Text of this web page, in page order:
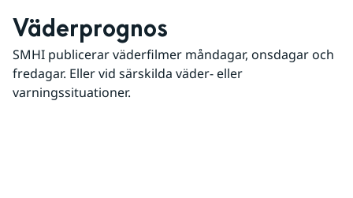
Väderprognos
SMHI publicerar väderfilmer måndagar, onsdagar och
fredagar. Eller vid särskilda väder- eller
varningssituationer.